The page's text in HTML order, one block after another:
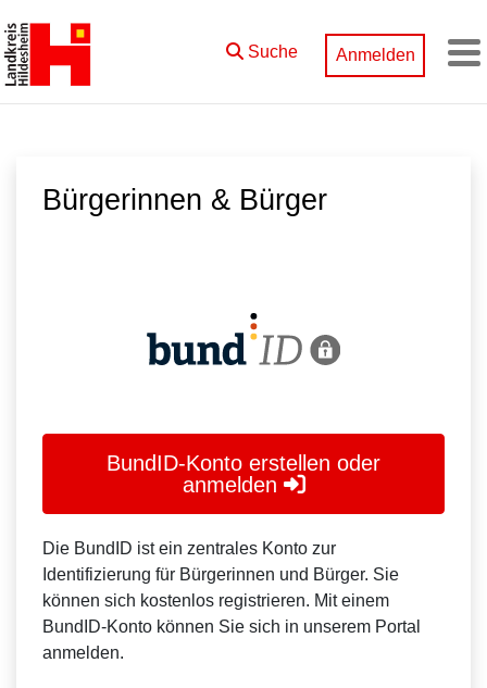
Zum Hauptinhalt springen
Suche Anmelden
Bürgerinnen & Bürger
BundID-Konto erstellen oder
anmelden
Die BundID ist ein zentrales Konto zur
Identifizierung für Bürgerinnen und Bürger. Sie
können sich kostenlos registrieren. Mit einem
BundID-Konto können Sie sich in unserem Portal
anmelden.